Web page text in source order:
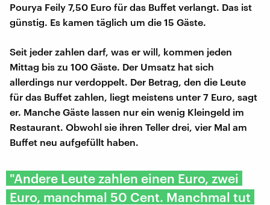
Pourya Feily 7,50 Euro für das Buffet verlangt. Das ist
günstig. Es kamen täglich um die 15 Gäste.
Seit jeder zahlen darf, was er will, kommen jeden
Mittag bis zu 100 Gäste. Der Umsatz hat sich
allerdings nur verdoppelt. Der Betrag, den die Leute
für das Buffet zahlen, liegt meistens unter 7 Euro, sagt
er. Manche Gäste lassen nur ein wenig Kleingeld im
Restaurant. Obwohl sie ihren Teller drei, vier Mal am
Buffet neu aufgefüllt haben.
"Andere Leute zahlen einen Euro, zwei
Euro, manchmal 50 Cent. Manchmal tut